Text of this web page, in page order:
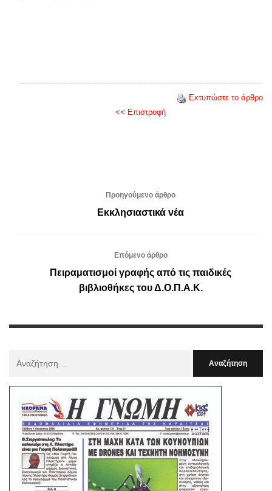
Εκτυπώστε το άρθρο
<< Επιστροφή
Προηγούμενο άρθρο
Εκκλησιαστικά νέα
Επόμενο άρθρο
Πειραματισμοί γραφής από τις παιδικές
βιβλιοθήκες του Δ.Ο.Π.Α.Κ.
: